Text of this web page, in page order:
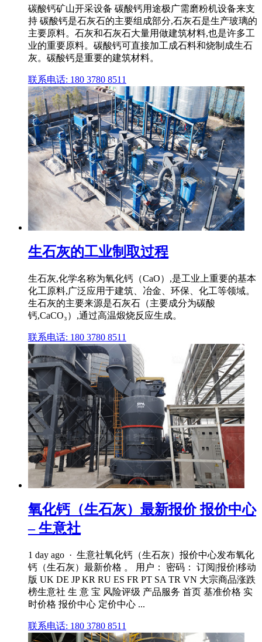
碳酸钙矿山开采设备 碳酸钙用途极广需磨粉机设备来支
持 碳酸钙是石灰石的主要组成部分,石灰石是生产玻璃的
主要原料。石灰和石灰石大量用做建筑材料,也是许多工
业的重要原料。碳酸钙可直接加工成石料和烧制成生石
灰。碳酸钙是重要的建筑材料。
联系电话: 180 3780 8511
生石灰的工业制取过程
生石灰,化学名称为氧化钙（CaO）,是工业上重要的基本
化工原料,广泛应用于建筑、冶金、环保、化工等领域。
生石灰的主要来源是石灰石（主要成分为碳酸
钙,CaCO₃）,通过高温煅烧反应生成。
联系电话: 180 3780 8511
氧化钙（生石灰）最新报价 报价中心
– 生意社
1 day ago · 生意社氧化钙（生石灰）报价中心发布氧化
钙（生石灰）最新价格 。 用户： 密码： 订阅|报价|移动
版 UK DE JP KR RU ES FR PT SA TR VN 大宗商品涨跌
榜生意社 生 意 宝 风险评级 产品服务 首页 基准价格 实
时价格 报价中心 定价中心 ...
联系电话: 180 3780 8511